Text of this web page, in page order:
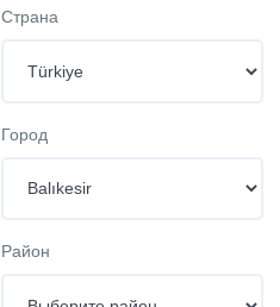
Страна
Город
Район